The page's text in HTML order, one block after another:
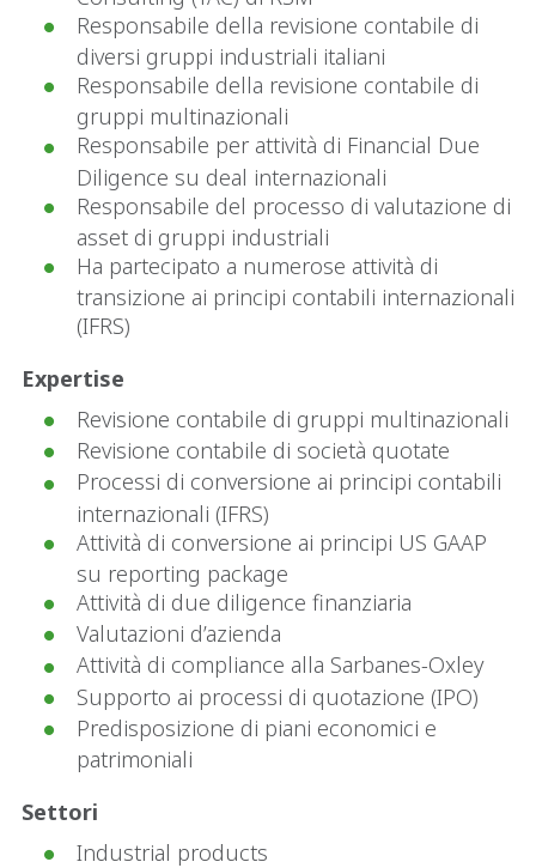
Responsabile della revisione contabile di
diversi gruppi industriali italiani
Responsabile della revisione contabile di
gruppi multinazionali
Responsabile per attività di Financial Due
Diligence su deal internazionali
Responsabile del processo di valutazione di
asset di gruppi industriali
Ha partecipato a numerose attività di
transizione ai principi contabili internazionali
(IFRS)
Expertise
Revisione contabile di gruppi multinazionali
Revisione contabile di società quotate
Processi di conversione ai principi contabili
internazionali (IFRS)
Attività di conversione ai principi US GAAP
su reporting package
Attività di due diligence finanziaria
Valutazioni d’azienda
Attività di compliance alla Sarbanes-Oxley
Supporto ai processi di quotazione (IPO)
Predisposizione di piani economici e
patrimoniali
Settori
Industrial products